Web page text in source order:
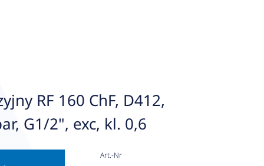
RF 160 ChF, D412,
G1/2", exc, kl. 0,6
Art.-Nr